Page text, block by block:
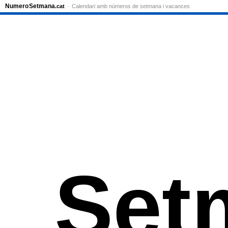
NumeroSetmana.cat Calendari amb números de setmana i vacances